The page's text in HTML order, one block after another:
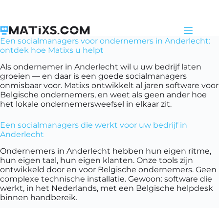
Een socialmanagers voor ondernemers in Anderlecht:
ontdek hoe Matixs u helpt
Als ondernemer in Anderlecht wil u uw bedrijf laten
groeien — en daar is een goede socialmanagers
onmisbaar voor. Matixs ontwikkelt al jaren software voor
Belgische ondernemers, en weet als geen ander hoe
het lokale ondernemersweefsel in elkaar zit.
Een socialmanagers die werkt voor uw bedrijf in
Anderlecht
Ondernemers in Anderlecht hebben hun eigen ritme,
hun eigen taal, hun eigen klanten. Onze tools zijn
ontwikkeld door en voor Belgische ondernemers. Geen
complexe technische installatie. Gewoon: software die
werkt, in het Nederlands, met een Belgische helpdesk
binnen handbereik.